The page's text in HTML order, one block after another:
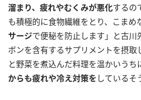
溜まり、疲れやむくみが悪化するの
も積極的に食物繊維をとり、こまめ
サージで便秘を防止します」と古川
ボンを含有するサプリメントを摂取
と野菜を煮込んだ料理を温かいうち
からも疲れや冷え対策をしているそ